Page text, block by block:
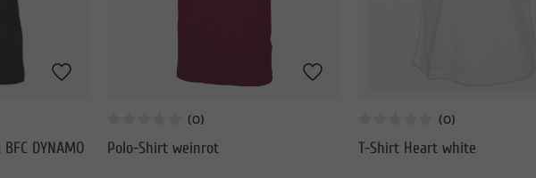
DYNAMO Polo-Shirt weinrot T-Shirt Heart white